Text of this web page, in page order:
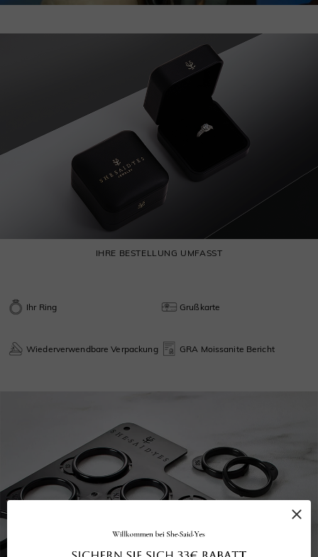
IHRE BESTELLUNG UMFASST
Ihr Ring Grußkarte
Wiederverwendbare Verpackung GRA Moissanite Bericht